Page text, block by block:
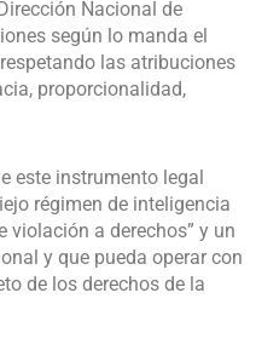
Nacional de
según lo manda el
las atribuciones
proporcionalidad,
este instrumento legal
régimen de inteligencia
violación a derechos” y un
y que pueda operar con
de los derechos de la